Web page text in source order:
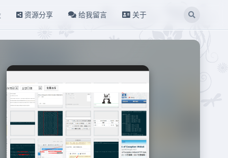
资源分享 给我留言 关于